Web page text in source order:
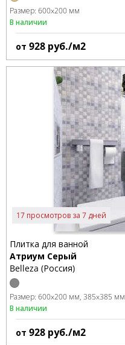
Размер: 600x200 мм
В наличии
от 928 руб./м2
17 просмотров за 7 дней
Плитка для ванной
Атриум Серый
Belleza (Россия)
Размер: 600x200 мм 385x385 мм
В наличии
от 928 руб./м2